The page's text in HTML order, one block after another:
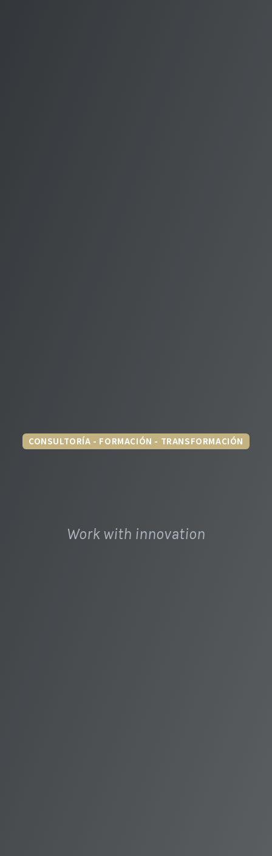
CONSULTORÍA - FORMACIÓN - TRANSFORMACIÓN
Work with innovation